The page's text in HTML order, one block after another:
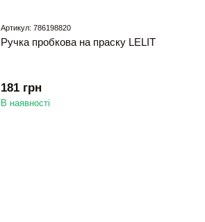
Артикул: 786198820
Ручка пробкова на праску LELIT
181 грн
В наявності